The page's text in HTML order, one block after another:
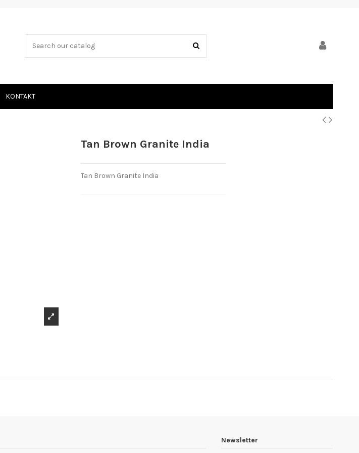
KONTAKT
Tan Brown Granite India
Tan Brown Granite India
Newsletter